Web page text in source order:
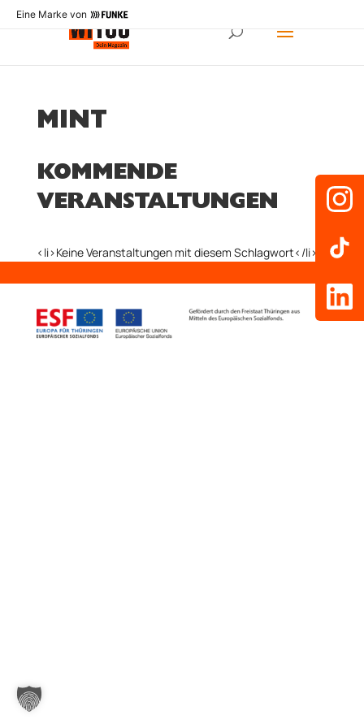
Eine Marke von
MINT
KOMMENDE
VERANSTALTUNGEN
<li>Keine Veranstaltungen mit diesem Schlagwort</li>